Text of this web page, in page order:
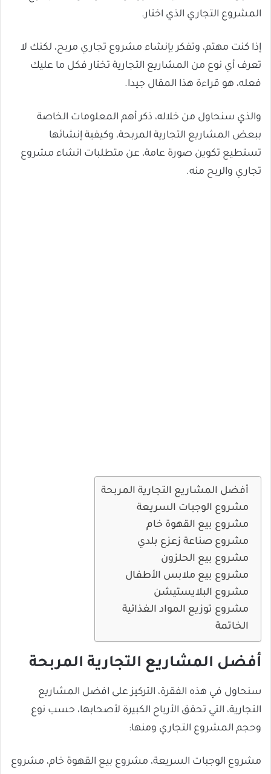
المشروع التجاري الذي اختار.
إذا كنت مهتم، وتفكر بإنشاء مشروع تجاري مربح، لكنك لا
تعرف أي نوع من المشاريع التجارية تختار فكل ما عليك
فعله، هو قراءة هذا المقال جيدا.
والذي سنحاول من خلاله، ذكر أهم المعلومات الخاصة
ببعض المشاريع التجارية المربحة، وكيفية إنشائها
تستطيع تكوين صورة عامة، عن متطلبات انشاء مشروع
تجاري والربح منه.
أفضل المشاريع التجارية المربحة
مشروع الوجبات السريعة
مشروع بيع القهوة خام
مشروع صناعة زعزع بلدي
مشروع بيع الحلزون
مشروع بيع ملابس الأطفال
مشروع البلايستيشن
مشروع توزيع المواد الغذائية
الخاتمة
أفضل المشاريع التجارية المربحة
سنحاول في هذه الفقرة، التركيز على افضل المشاريع
التجارية، التي تحقق الأرباح الكبيرة لأصحابها، حسب نوع
وحجم المشروع التجاري ومنها:
مشروع الوجبات السريعة، مشروع بيع القهوة خام، مشروع